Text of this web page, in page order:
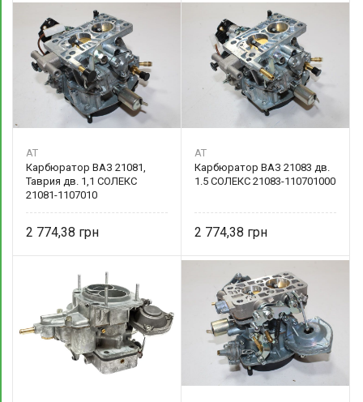
AT
Карбюратор ВАЗ 21081,
Таврия дв. 1,1 СОЛЕКС
21081-1107010
2 774,38
AT
Карбюратор ВАЗ 21083 дв.
1.5 СОЛЕКС 21083-110701000
2 774,38